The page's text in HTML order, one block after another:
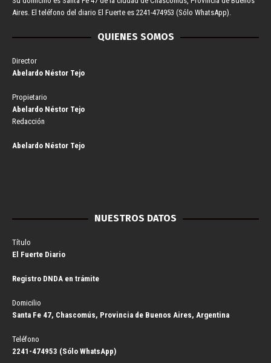
Aires. El teléfono del diario El Fuerte es 2241-474953 (Sólo WhatsApp).
QUIENES SOMOS
Director
Abelardo Néstor Tejo
Propietario
Abelardo Néstor Tejo
Redacción
Abelardo Néstor Tejo
NUESTROS DATOS
Título
El Fuerte Diario
Registro DNDA en trámite
Domicilio
Santa Fe 47, Chascomús, Provincia de Buenos Aires, Argentina
Teléfono
2241-474953 (Sólo WhatsApp)